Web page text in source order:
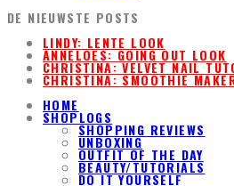
DE NIEUWSTE POSTS
LINDY: LENTE LOOK
ANNELOES: GOING OUT LOOK
CHRISTINA: VELVET NAIL
CHRISTINA: SMOOTHIE
HOME
SHOPLOGS
SHOPPING REVIEWS
UNBOXING
OUTFIT OF THE DAY
BEAUTY/TUTORIALS
DO IT YOURSELF